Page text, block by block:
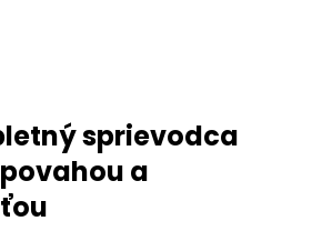
sprievodca
a